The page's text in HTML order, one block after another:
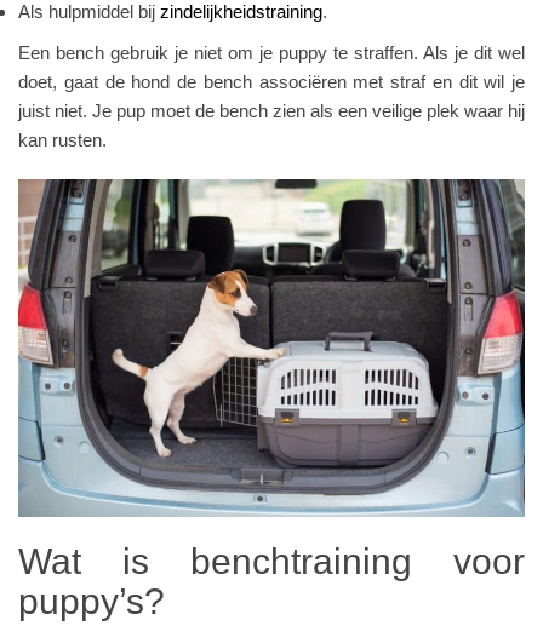
Als hulpmiddel bij zindelijkheidstraining.
Een bench gebruik je niet om je puppy te straffen. Als je dit wel
doet, gaat de hond de bench associëren met straf en dit wil je
juist niet. Je pup moet de bench zien als een veilige plek waar hij
kan rusten.
Wat is benchtraining voor
puppy’s?